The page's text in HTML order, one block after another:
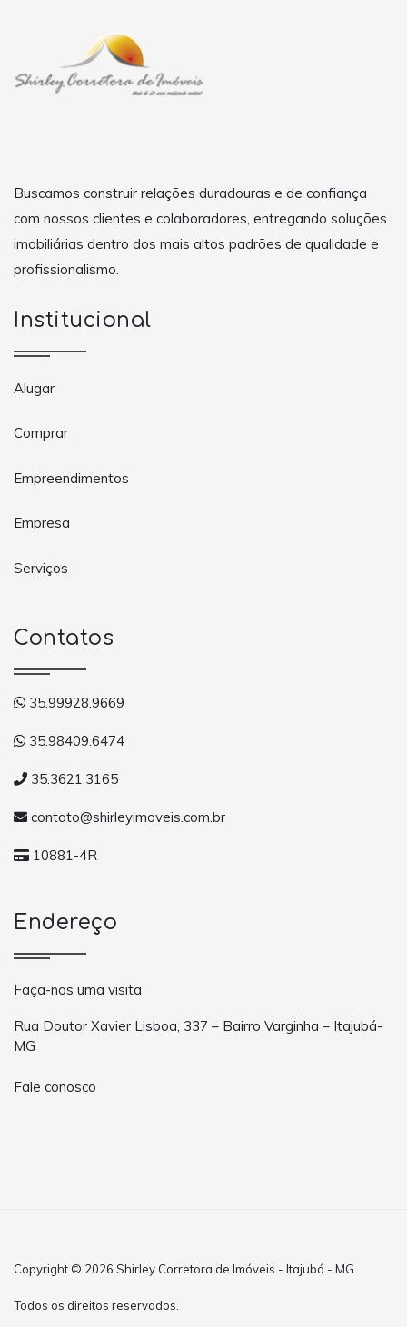
Buscamos construir relações duradouras e de confiança
com nossos clientes e colaboradores, entregando soluções
imobiliárias dentro dos mais altos padrões de qualidade e
profissionalismo.
Institucional
Alugar
Comprar
Empreendimentos
Empresa
Serviços
Contatos
35.99928.9669
35.98409.6474
35.3621.3165
contato@shirleyimoveis.com.br
10881-4R
Endereço
Faça-nos uma visita
Rua Doutor Xavier Lisboa, 337 – Bairro Varginha – Itajubá-
MG
Fale conosco
Copyright © 2026 Shirley Corretora de Imóveis - Itajubá - MG.
Todos os direitos reservados.